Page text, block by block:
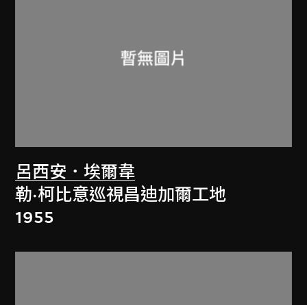
呂西安．埃爾韋
勒·柯比意巡視昌迪加爾工地
1955